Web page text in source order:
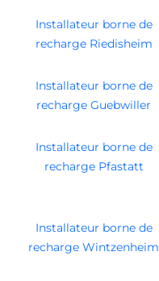
Installateur borne de
recharge Riedisheim
Installateur borne de
recharge Guebwiller
Installateur borne de
recharge Pfastatt
Installateur borne de
recharge Wintzenheim